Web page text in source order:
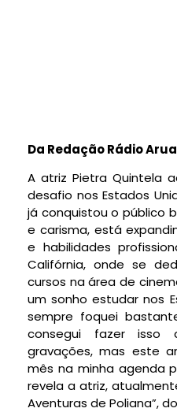
Da Redação Rádio
A atriz Pietra Quintela
desafio nos Estados
já conquistou o público
e carisma, está
e habilidades
Califórnia, onde se
cursos na área de
um sonho estudar nos
sempre foquei
consegui fazer
gravações, mas este
mês na minha agenda
revela a atriz,
Aventuras de Poliana”, do